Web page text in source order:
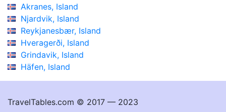
Akranes, Island
Njardvik, Island
Reykjanesbær, Island
Hveragerði, Island
Grindavik, Island
Häfen, Island
TravelTables.com © 2017 — 2023